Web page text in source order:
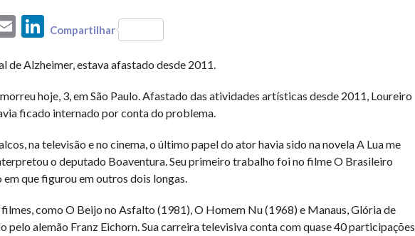
Email LinkedIn
Compartilhar
de Alzheimer, estava afastado desde 2011.
hoje, 3, em São Paulo. Afastado das atividades artísticas desde 2011, Loureiro
ficado internado por conta do problema.
na televisão e no cinema, o último papel do ator havia sido na novela A Lua me
o deputado Boaventura. Seu primeiro trabalho foi no filme O Brasileiro
em que figurou em outros dois longas.
como O Beijo no Asfalto (1981), O Homem Nu (1968) e Manaus, Glória de
pelo alemão Franz Eichorn. Sua carreira televisiva conta com quase 40 participações